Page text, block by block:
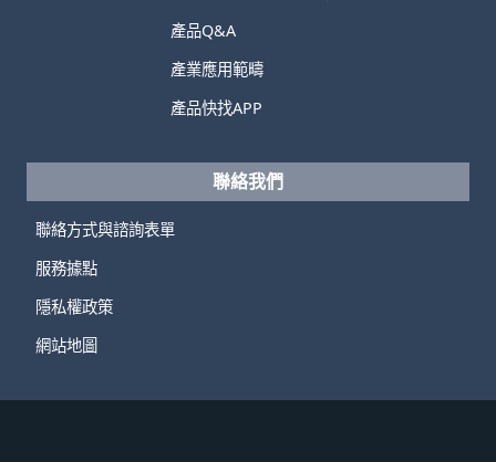
產品Q&A
產業應用範疇
產品快找APP
聯絡我們
聯絡方式與諮詢表單
服務據點
隱私權政策
網站地圖